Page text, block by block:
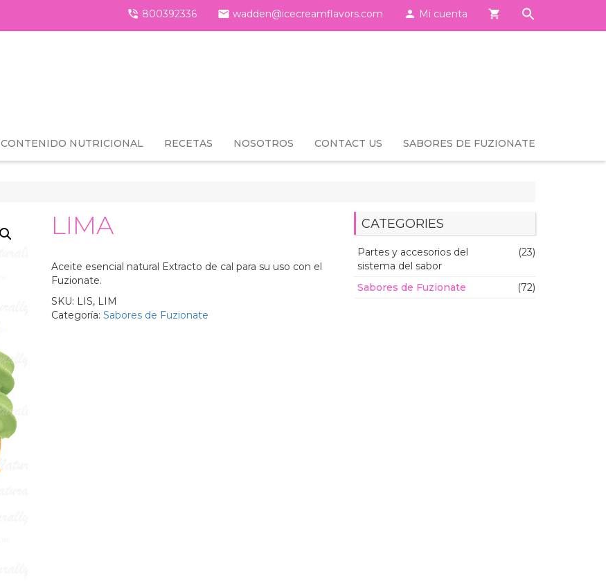
 800392336  wadden@icecreamflavors.com  Mi cuenta 
CONTENIDO NUTRICIONAL RECETAS NOSOTROS CONTACT US SABORES DE FUZIONATE
LIMA
Aceite esencial natural Extracto de cal para su uso con el
Fuzionate.
SKU: LIS, LIM
Categoría: Sabores de Fuzionate
CATEGORIES
Partes y accesorios del
sistema del sabor
(23)
Sabores de Fuzionate (72)